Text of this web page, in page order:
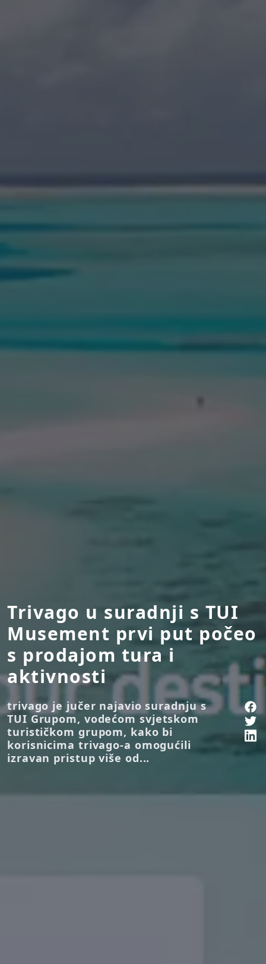
Trivago u suradnji s TUI
Musement prvi put počeo
s prodajom tura i
aktivnosti
trivago je jučer najavio suradnju s
TUI Grupom, vodećom svjetskom
turističkom grupom, kako bi
korisnicima trivago-a omogućili
izravan pristup više od...